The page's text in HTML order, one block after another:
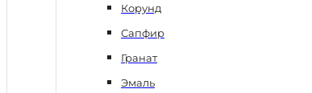
Корунд
Сапфир
Гранат
Эмаль